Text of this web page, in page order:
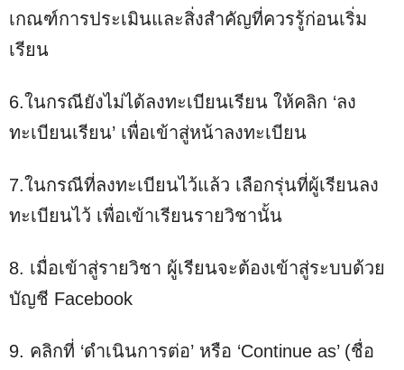
เกณฑ์การประเมินและสิ่งสำคัญที่ควรรู้ก่อนเริ่ม
เรียน
6.ในกรณียังไม่ได้ลงทะเบียนเรียน ให้คลิก ‘ลง
ทะเบียนเรียน’ เพื่อเข้าสู่หน้าลงทะเบียน
7.ในกรณีที่ลงทะเบียนไว้แล้ว เลือกรุ่นที่ผู้เรียนลง
ทะเบียนไว้ เพื่อเข้าเรียนรายวิชานั้น
8. เมื่อเข้าสู่รายวิชา ผู้เรียนจะต้องเข้าสู่ระบบด้วย
บัญชี Facebook
9. คลิกที่ ‘ดำเนินการต่อ’ หรือ ‘Continue as’ (ชื่อ